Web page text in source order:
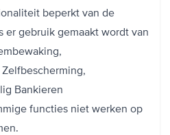
beperkt van de
er gebruik gemaakt wordt van
Bankieren
functies niet werken op